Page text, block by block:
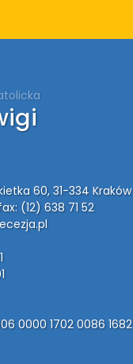
60, 31-334 Kraków
(12) 638 71 52
0000 1702 0086 1682